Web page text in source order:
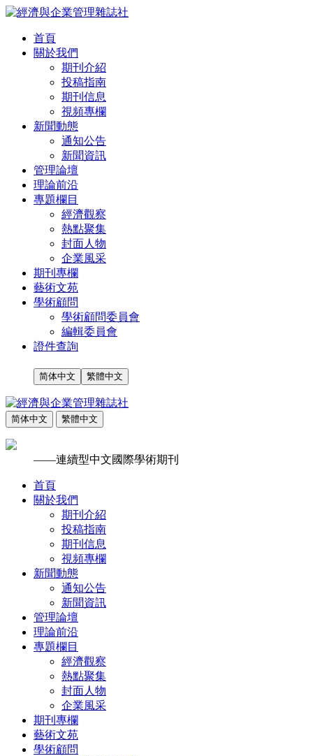
首頁
關於我們
期刊介紹
投稿指南
期刊信息
視頻專欄
新聞動態
通知公告
新聞資訊
管理論壇
理論前沿
專題欄目
經濟觀察
熱點聚集
封面人物
企業風采
期刊專欄
藝術文苑
學術顧問
學術顧問委員會
編輯委員會
證件查詢
简体中文 繁體中文
简体中文 繁體中文
——連續型中文國際學術期刊
首頁
關於我們
期刊介紹
投稿指南
期刊信息
視頻專欄
新聞動態
通知公告
新聞資訊
管理論壇
理論前沿
專題欄目
經濟觀察
熱點聚集
封面人物
企業風采
期刊專欄
藝術文苑
學術顧問